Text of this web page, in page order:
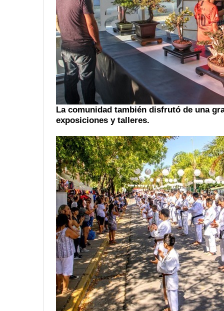
La comunidad también disfrutó de una
exposiciones y talleres.